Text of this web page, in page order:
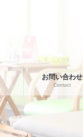
お問い合わせ
Contact